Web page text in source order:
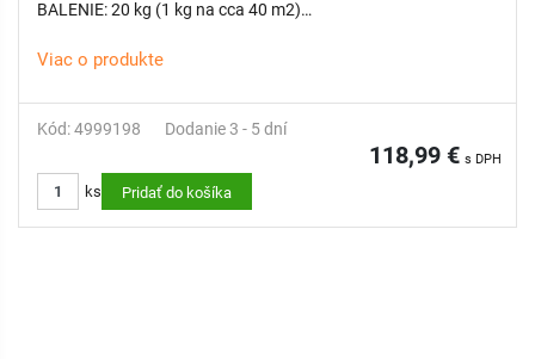
BALENIE: 20 kg (1 kg na cca 40 m2)
Viac o produkte
Kód: 4999198 Dodanie 3 - 5 dní
118,99 € s DPH
ks Pridať do košíka